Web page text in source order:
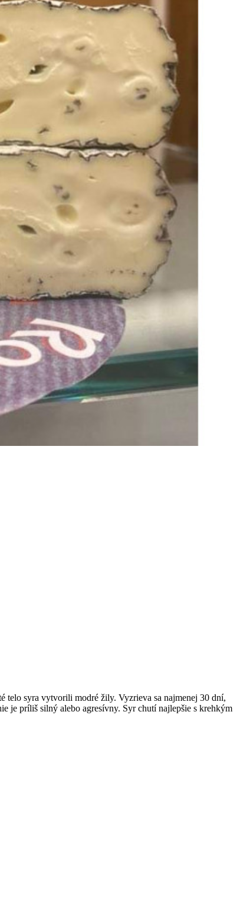
telo syra vytvorili modré žily. Vyzrieva sa najmenej 30 dní,
je príliš silný alebo agresívny. Syr chutí najlepšie s krehkým